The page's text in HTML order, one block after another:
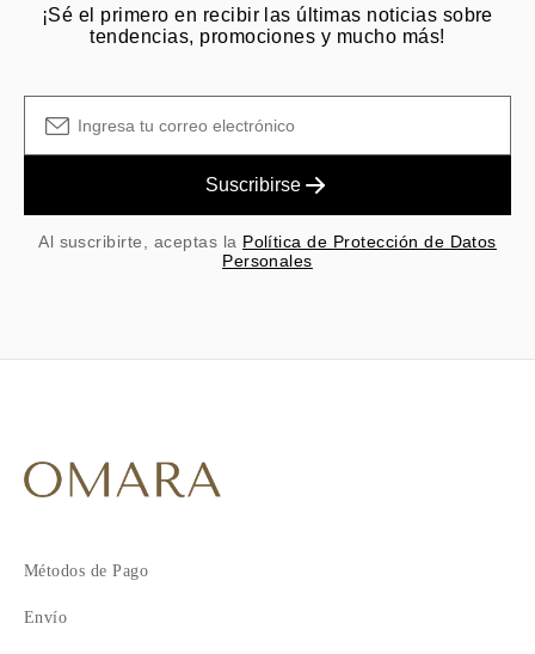
¡Sé el primero en recibir las últimas noticias sobre
tendencias, promociones y mucho más!
Suscribirse
Al suscribirte, aceptas la Política de Protección de Datos
Personales
Métodos de Pago
Envío